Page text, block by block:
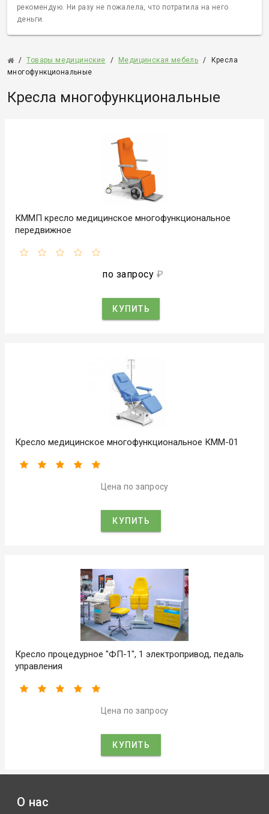
рекомендую. Ни разу не пожалела, что потратила на него
деньги.
/ Товары медицинские / Медицинская мебель /
Кресла
многофункциональные
Кресла многофункциональные
КММП кресло медицинское многофункциональное
передвижное
по запросу ₽
КУПИТЬ
Кресло медицинское многофункциональное КММ-01
Цена по запросу
КУПИТЬ
Кресло процедурное "ФП-1", 1 электропривод, педаль
управления
Цена по запросу
КУПИТЬ
О нас